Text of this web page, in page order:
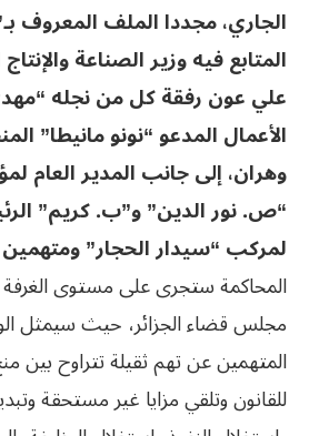
الجاري، مجددا الملف المعروف
المتابع فيه وزير الصناعة
علي عون رفقة كل من نجله
الأعمال المدعو “نونو مانيطا”
وهران، إلى جانب المدير العام
“ص. نور الدين” و”ب. كريم”
لمركب “سيدار الحجار”
المحاكمة ستجرى على مستوى الغرفة
مجلس قضاء الجزائر، حيث سيمثل
المتهمين عن تهم ثقيلة تتراوح
للقانون وتلقي مزايا غير مستحقة